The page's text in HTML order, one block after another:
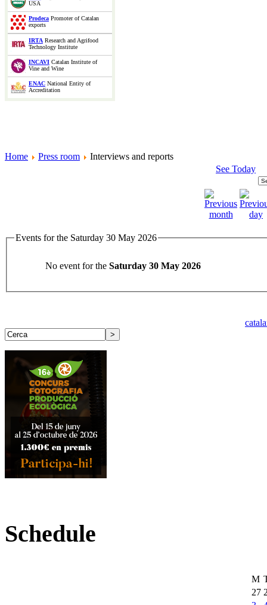
USA
Prodeca Promoter of Catalan
exports
IRTA Research and Agrifood
Technology Institute
INCAVI Catalan Institute of
Vine and Wine
ENAC National Entity of
Accreditation
Home Press room
Interviews and reports
See Today
Events for the Saturday 30 May 2026
No event for the Saturday 30 May 2026
Schedule
M
27